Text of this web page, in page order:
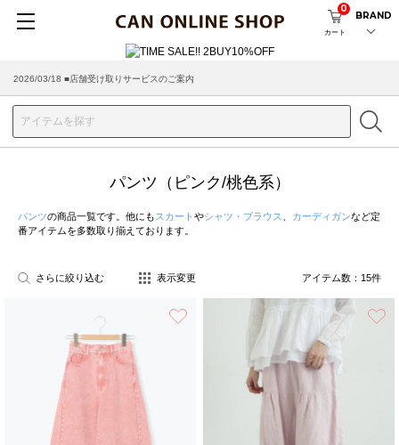
カート
0
BRAND
2026/03/18 ■店舗受け取りサービスのご案内
パンツ（ピンク/桃色系）
パンツの商品一覧です。他にも スカート やシャツ・ブラウス カーディガンなど定
番アイテムを多数取り揃えております。
さらに絞り込む 表示変更 アイテム数： 15件